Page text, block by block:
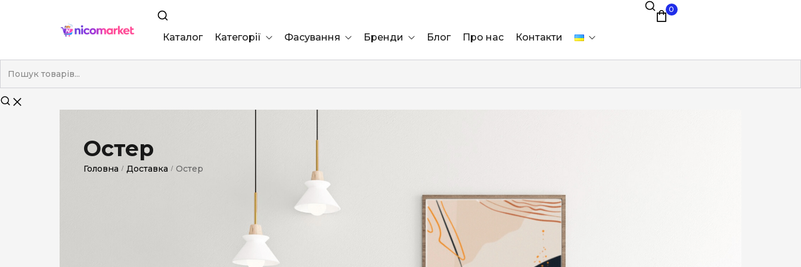
Каталог Категорії
Без фільтра
Смакові (капсула)
Фасування Бренди Блог Про нас Контакти
0
Остер
Головна / Доставка / Остер